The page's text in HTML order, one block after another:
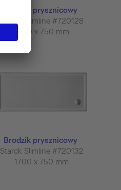
Brodzik prysznicowy
Starck Slimline #720128
1500 x 750 mm
Brodzik prysznicowy
Starck Slimline #720132
1700 x 750 mm